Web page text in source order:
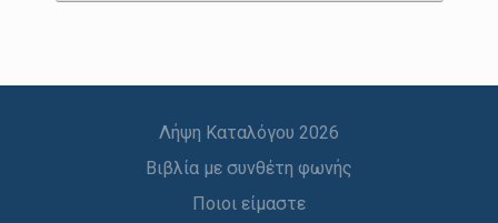
Λήψη Καταλόγου 2026
Βιβλία με συνθέτη φωνής
Ποιοι είμαστε